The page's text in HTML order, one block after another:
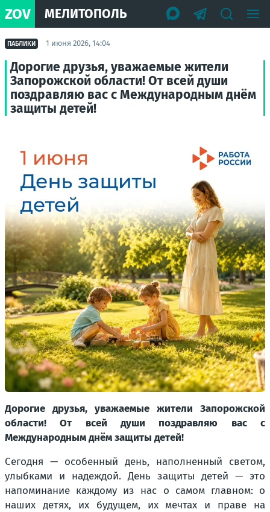
ZOV МЕЛИТОПОЛЬ
ПАБЛИКИ 1 июня 2026, 14:04
Дорогие друзья, уважаемые жители
Запорожской области! От всей души
поздравляю вас с Международным днём
защиты детей!
Дорогие друзья, уважаемые жители Запорожской
области! От всей души поздравляю вас с
Международным днём защиты детей!
Сегодня — особенный день, наполненный светом,
улыбками и надеждой. День защиты детей — это
напоминание каждому из нас о самом главном: о
наших детях, их будущем, их мечтах и праве на